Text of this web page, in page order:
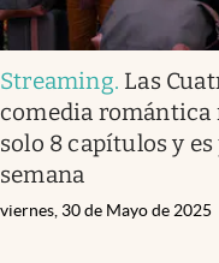
Streaming. Las
comedia romántica
solo 8 capítulos y
semana
viernes, 30 de Mayo de 2025